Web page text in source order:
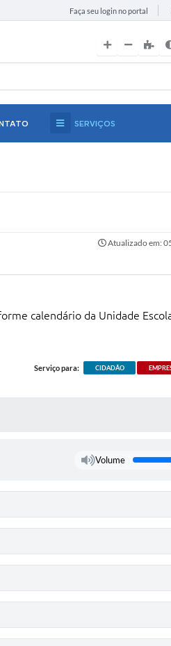
Faça seu login no portal
SERVIÇOS
Atualizado em:
calendário da Unidade
Serviço para: CIDADÃO
Volume